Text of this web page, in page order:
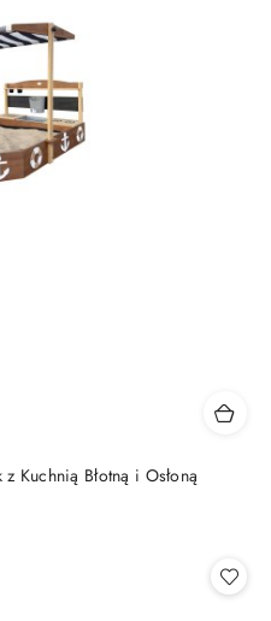
Kuchnią Błotną i Osłoną